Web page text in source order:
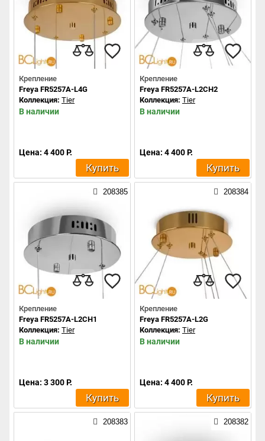
Крепление
Freya FR5257A-L4G
Коллекция: Tier
В наличии
Цена: 4 400 Р.
Купить
Крепление
Freya FR5257A-L2CH2
Коллекция: Tier
В наличии
Цена: 4 400 Р.
Купить
208385
Крепление
Freya FR5257A-L2CH1
Коллекция: Tier
В наличии
Цена: 3 300 Р.
Купить
208384
Крепление
Freya FR5257A-L2G
Коллекция: Tier
В наличии
Цена: 4 400 Р.
Купить
208383 208382